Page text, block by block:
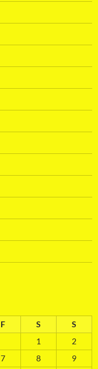
F S
S
1
2
7 8
9